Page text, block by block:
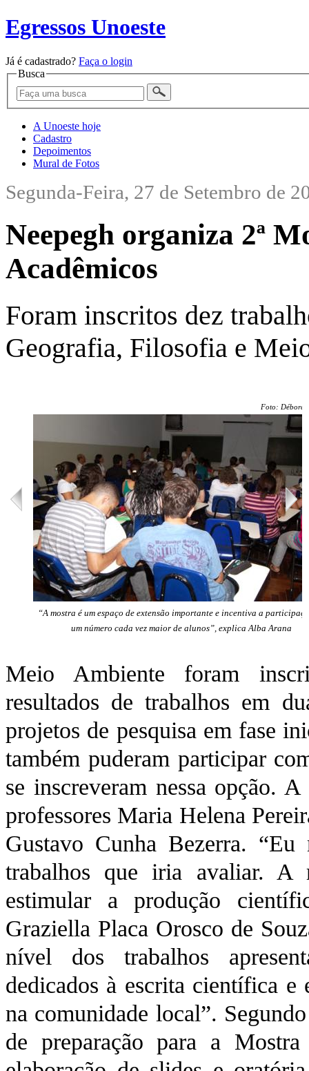
Egressos Unoeste
Já é cadastrado? Faça o login
Busca
A Unoeste hoje
Cadastro
Depoimentos
Mural de Fotos
Segunda-Feira, 27 de Setembro de
Neepegh organiza 2ª
Acadêmicos
Foram inscritos dez
Geografia, Filosofia e
Foto: Débora
“A mostra é um espaço de extensão importante e incentiva a
um número cada vez maior de alunos”, explica Alba Arana
Meio Ambiente foram
resultados de trabalhos em
projetos de pesquisa em fase
também puderam participar
se inscreveram nessa opção.
professores Maria Helena
Gustavo Cunha Bezerra. “Eu
trabalhos que iria avaliar. A
estimular a produção
Graziella Placa Orosco de
nível dos trabalhos
dedicados à escrita científica
na comunidade local”.
de preparação para a